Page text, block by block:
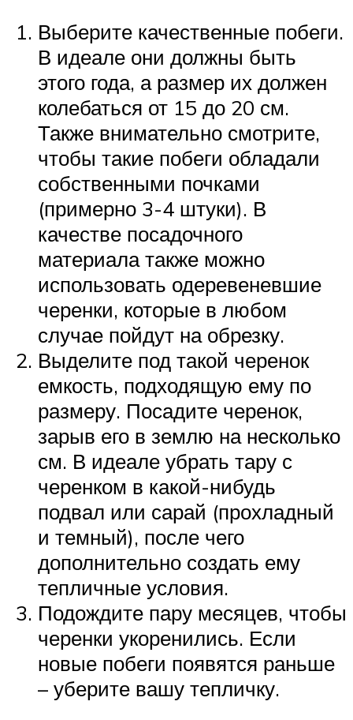
Выберите качественные побеги.
В идеале они должны быть
этого года, а размер их должен
колебаться от 15 до 20 см.
Также внимательно смотрите,
чтобы такие побеги обладали
собственными почками
(примерно 3-4 штуки). В
качестве посадочного
материала также можно
использовать одеревеневшие
черенки, которые в любом
случае пойдут на обрезку.
Выделите под такой черенок
емкость, подходящую ему по
размеру. Посадите черенок,
зарыв его в землю на несколько
см. В идеале убрать тару с
черенком в какой-нибудь
подвал или сарай (прохладный
и темный), после чего
дополнительно создать ему
тепличные условия.
Подождите пару месяцев, чтобы
черенки укоренились. Если
новые побеги появятся раньше
– уберите вашу тепличку.